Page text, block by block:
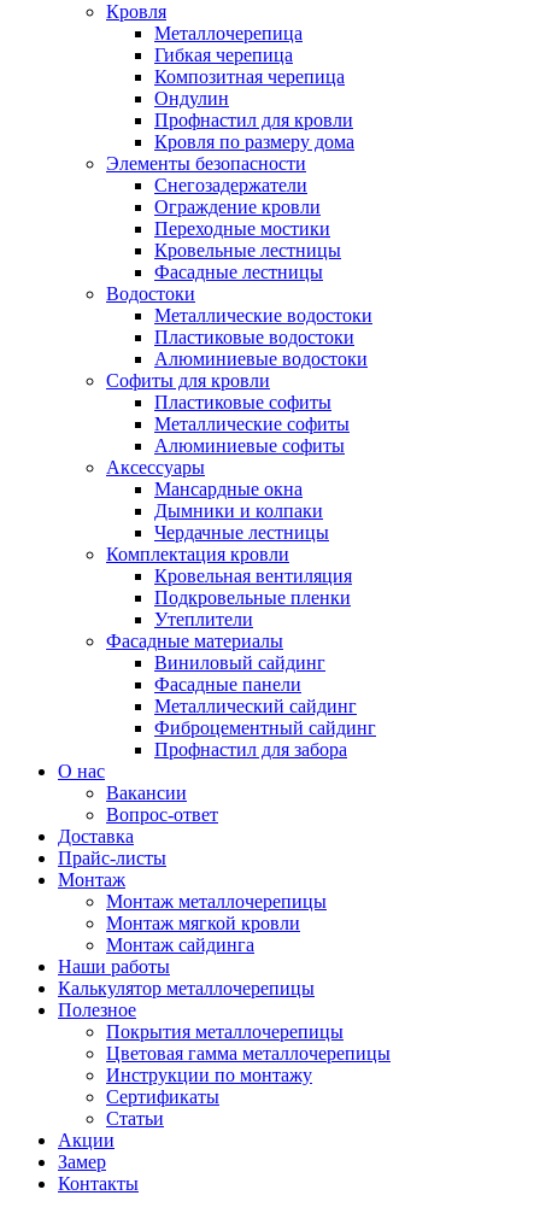
Кровля
Металлочерепица
Гибкая черепица
Композитная черепица
Ондулин
Профнастил для кровли
Кровля по размеру дома
Элементы безопасности
Снегозадержатели
Ограждение кровли
Переходные мостики
Кровельные лестницы
Фасадные лестницы
Водостоки
Металлические водостоки
Пластиковые водостоки
Алюминиевые водостоки
Софиты для кровли
Пластиковые софиты
Металлические софиты
Алюминиевые софиты
Аксессуары
Мансардные окна
Дымники и колпаки
Чердачные лестницы
Комплектация кровли
Кровельная вентиляция
Подкровельные пленки
Утеплители
Фасадные материалы
Виниловый сайдинг
Фасадные панели
Металлический сайдинг
Фиброцементный сайдинг
Профнастил для забора
О нас
Вакансии
Вопрос-ответ
Доставка
Прайс-листы
Монтаж
Монтаж металлочерепицы
Монтаж мягкой кровли
Монтаж сайдинга
Наши работы
Калькулятор металлочерепицы
Полезное
Покрытия металлочерепицы
Цветовая гамма металлочерепицы
Инструкции по монтажу
Сертификаты
Статьи
Акции
Замер
Контакты